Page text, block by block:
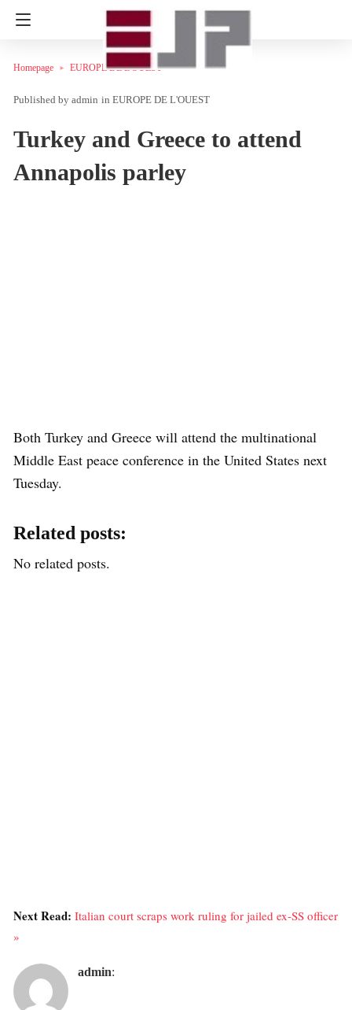
Homepage EUROPE DE L'OUEST
admin in EUROPE DE L'OUEST
Turkey and Greece to attend
Annapolis parley
Both Turkey and Greece will attend the multinational
Middle East peace conference in the United States next
Tuesday.
Related posts:
No related posts.
Next Read: Italian court scraps work ruling for jailed ex-SS officer
»
admin: